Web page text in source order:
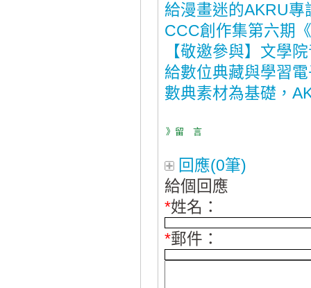
給漫畫迷的AKRU專
CCC創作集第六期
【敬邀參與】文學
給數位典藏與學習
數典素材為基礎，
》留 言
回應(0筆)
給個回應
*姓名：
*郵件：